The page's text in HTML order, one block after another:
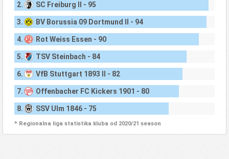
2. SC Freiburg II - 95
3. BV Borussia 09 Dortmund II - 94
4. Rot Weiss Essen - 90
5. TSV Steinbach - 84
6. VfB Stuttgart 1893 II - 82
7. Offenbacher FC Kickers 1901 - 80
8. SSV Ulm 1846 - 75
* Regionalna liga statistika kluba od 2020/21 season